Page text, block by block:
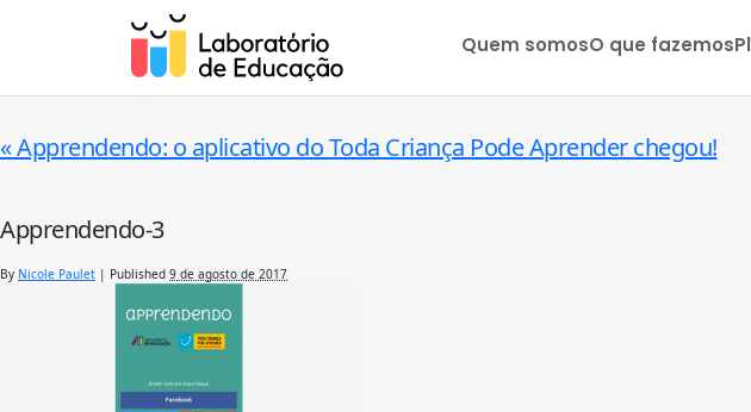
Quem somosO que fazemos
«Apprendendo: o aplicativo do Toda Criança Pode Aprender chegou!
Apprendendo-3
By Nicole Paulet | Published 9 de agosto de 2017